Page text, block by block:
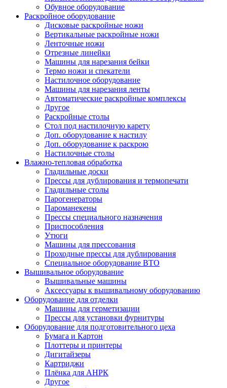
Обувное оборудование
Раскройное оборудование
Дисковые раскройные ножи
Вертикальные раскройные ножи
Ленточные ножи
Отрезные линейки
Машины для нарезания бейки
Термо ножи и спекатели
Настилочное оборудование
Машины для нарезания ленты
Автоматические раскройные комплексы
Другое
Раскройные столы
Стол под настилочную карету
Доп. оборудование к настилу
Доп. оборудование к раскрою
Настилочные столы
Влажно-тепловая обработка
Гладильные доски
Прессы для дублирования и термопечати
Гладильные столы
Парогенераторы
Пароманекены
Прессы специального назначения
Приспособления
Утюги
Машины для прессования
Проходные прессы для дублирования
Специальное оборудование ВТО
Вышивальное оборудование
Вышивальные машины
Аксессуары к вышивальному оборудованию
Оборудование для отделки
Машины для герметизации
Прессы для установки фурнитуры
Оборудование для подготовительного цеха
Бумага и Картон
Плоттеры и принтеры
Дигитайзеры
Картриджи
Плёнка для АНРК
Другое